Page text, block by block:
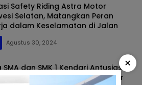
Safety Riding Astra Motor
Selatan, Matangkan Peran
dalam Keselamatan di Jalan
Agustus 30, 2024
SMA dan SMK 1 Kendari Antusias
Safety Riding Astra Motor
×